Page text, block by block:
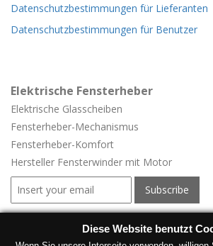
Datenschutzbestimmungen für Lieferanten
Datenschutzbestimmungen für Benutzer
Elektrische Fensterheber
Elektrische Glasscheiben
Fensterheber-Mechanismus
Fensterheber-Komfort
Hersteller Fensterwinder mit Motor
Elektrische Fensterheber für
Diese Website benutzt